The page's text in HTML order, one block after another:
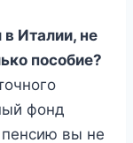
в Италии, не
пособие?
фонд
пенсию вы не